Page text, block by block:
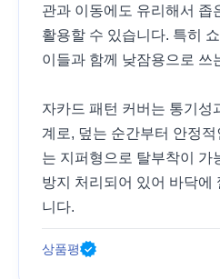
관과 이동에도 유리해서 좁
활용할 수 있습니다. 특히
이들과 함께 낮잠용으로 쓰
자카드 패턴 커버는 통기성
계로, 덮는 순간부터 안정
는 지퍼형으로 탈부착이 가
방지 처리되어 있어 바닥에
니다.
상품평